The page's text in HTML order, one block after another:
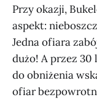
Przy okazji,
aspekt:
Jedna ofiara
dużo! A przez 30
do obniżenia
ofiar